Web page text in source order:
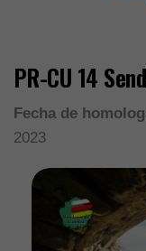
PR-CU 14
Fecha de
2023